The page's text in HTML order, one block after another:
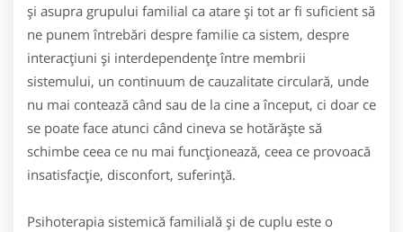
şi asupra grupului familial ca atare şi tot ar fi suficient să
ne punem întrebări despre familie ca sistem, despre
interacţiuni şi interdependenţe între membrii
sistemului, un continuum de cauzalitate circulară, unde
nu mai contează când sau de la cine a început, ci doar ce
se poate face atunci când cineva se hotărăşte să
schimbe ceea ce nu mai funcţionează, ceea ce provoacă
insatisfacţie, disconfort, suferinţă.
Psihoterapia sistemică familială şi de cuplu este o